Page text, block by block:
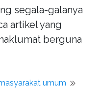
segala-galanya
artikel yang
berguna
umum